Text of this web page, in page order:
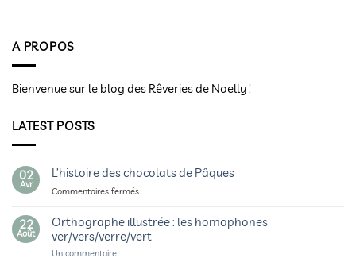
A PROPOS
Bienvenue sur le blog des Rêveries de Noelly !
LATEST POSTS
02
Avr
L’histoire des chocolats de Pâques
Commentaires ferméssur
des
chocolats
22
Août
Orthographe illustrée : les homophones
ver/vers/verre/vert
Un commentairesur